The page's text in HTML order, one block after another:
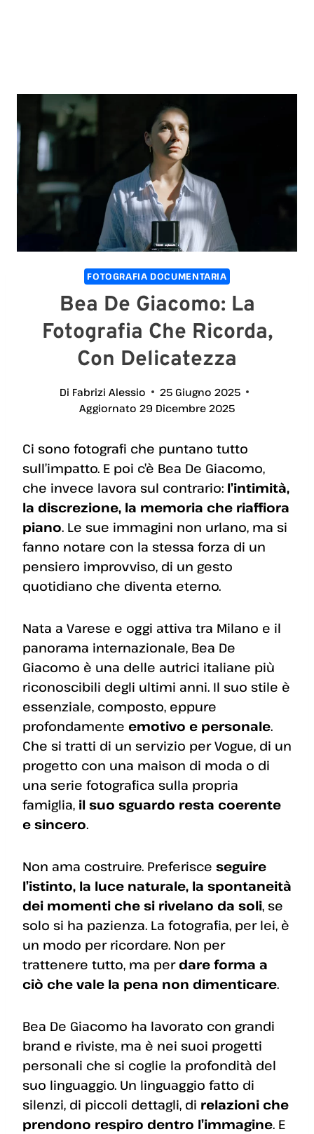
FOTOGRAFIA DOCUMENTARIA
Bea De Giacomo: La
Fotografia Che Ricorda,
Con Delicatezza
Di Fabrizi Alessio
25 Giugno 2025
Aggiornato 29 Dicembre 2025
Ci sono fotografi che puntano tutto
sull’impatto. E poi c’è Bea De Giacomo,
che invece lavora sul contrario: l’intimità,
la discrezione, la memoria che riaffiora
piano. Le sue immagini non urlano, ma si
fanno notare con la stessa forza di un
pensiero improvviso, di un gesto
quotidiano che diventa eterno.
Nata a Varese e oggi attiva tra Milano e il
panorama internazionale, Bea De
Giacomo è una delle autrici italiane più
riconoscibili degli ultimi anni. Il suo stile è
essenziale, composto, eppure
profondamente emotivo e personale.
Che si tratti di un servizio per Vogue, di un
progetto con una maison di moda o di
una serie fotografica sulla propria
famiglia, il suo sguardo resta coerente
e sincero.
Non ama costruire. Preferisce seguire
l’istinto, la luce naturale, la spontaneità
dei momenti che si rivelano da soli, se
solo si ha pazienza. La fotografia, per lei, è
un modo per ricordare. Non per
trattenere tutto, ma per dare forma a
ciò che vale la pena non dimenticare.
Bea De Giacomo ha lavorato con grandi
brand e riviste, ma è nei suoi progetti
personali che si coglie la profondità del
suo linguaggio. Un linguaggio fatto di
silenzi, di piccoli dettagli, di relazioni che
prendono respiro dentro l’immagine. E